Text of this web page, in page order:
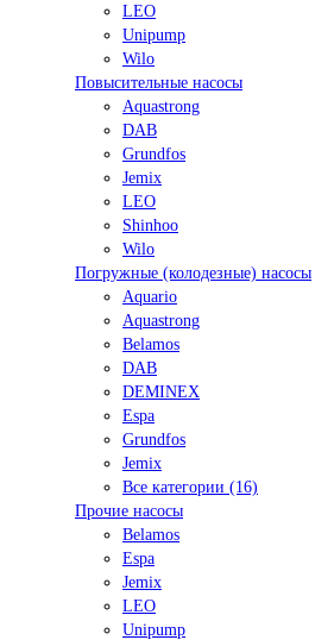
LEO
Unipump
Wilo
Повысительные насосы
Aquastrong
DAB
Grundfos
Jemix
LEO
Shinhoo
Wilo
Погружные (колодезные) насосы
Aquario
Aquastrong
Belamos
DAB
DEMINEX
Espa
Grundfos
Jemix
Все категории (16)
Прочие насосы
Belamos
Espa
Jemix
LEO
Unipump